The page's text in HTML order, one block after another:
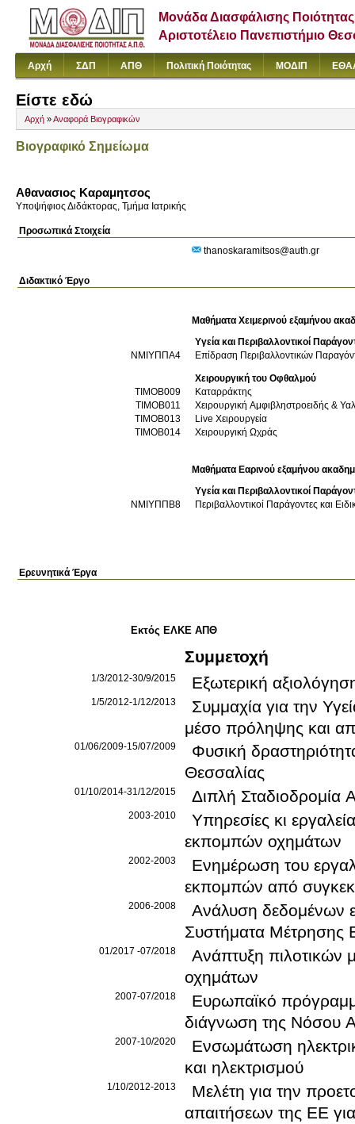
Μονάδα Διασφάλισης Ποιότητας
Αριστοτέλειο Πανεπιστήμιο
Αρχή ΣΔΠ ΑΠΘ Πολιτική Ποιότητας ΜΟΔΙΠ
Είστε εδώ
Αρχή »Αναφορά Βιογραφικών
Βιογραφικό Σημείωμα
Αθανασιος Καραμητσος
Υποψήφιος Διδάκτορας, Τμήμα Ιατρικής
Προσωπικά Στοιχεία
thanoskaramitsos@auth.gr
Διδακτικό Έργο
Μαθήματα Χειμερινού εξαμήνου
Υγεία και Περιβαλλοντικοί
ΝΜΙΥΠΠΑ4
Επίδραση Περιβαλλοντικών
Χειρουργική του Οφθαλμού
ΤΙΜΟΒ009
Καταρράκτης
ΤΙΜΟΒ011
Χειρουργική Αμφιβληστροειδής &
ΤΙΜΟΒ013
Live Χειρουργεία
ΤΙΜΟΒ014
Χειρουργική Ωχράς
Μαθήματα Εαρινού εξαμήνου
Υγεία και Περιβαλλοντικοί
ΝΜΙΥΠΠΒ8
Περιβαλλοντικοί Παράγοντες και
Ερευνητικά Έργα
Εκτός ΕΛΚΕ ΑΠΘ
Συμμετοχή
1/3/2012-30/9/2015 Εξωτερική
1/5/2012-1/12/2013
Συμμαχία για την
μέσο πρόληψης και
01/06/2009-15/07/2009
Φυσική
Θεσσαλίας
01/10/2014-31/12/2015 Διπλή Σταδιοδρομία
2003-2010
Υπηρεσίες κι
εκπομπών οχημάτων
2002-2003
Ενημέρωση του
εκπομπών από
2006-2008
Ανάλυση δεδομένων
Συστήματα
01/2017 -07/2018
Ανάπτυξη πιλοτικών
οχημάτων
2007-07/2018 Ευρωπαϊκό πρόγραμμα
2007-10/2020
Ενσωμάτωση
και ηλεκτρισμού
1/10/2012-2013
Μελέτη για την
απαιτήσεων της ΕΕ